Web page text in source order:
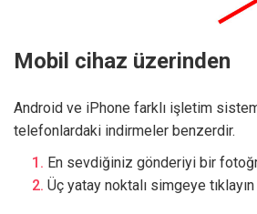
Mobil cihaz üzerinden
Android ve iPhone farklı işletim
telefonlardaki indirmeler benzerdir.
En sevdiğiniz gönderiyi bir
Üç yatay noktalı simgeye tıklayın